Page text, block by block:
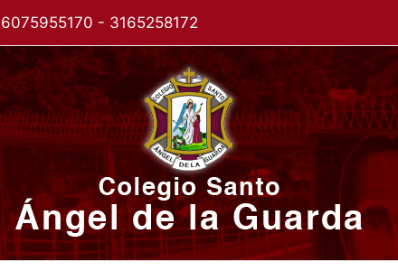
6075955170 - 3165258172